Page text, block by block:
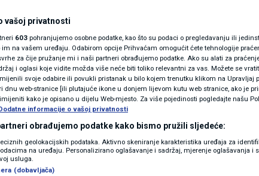
KOLUMNE
N1(DIS)INFO
KLIMATSKE PROMJENE
FOTO
VIDEO
ali nisam
VIJESTI 0 komentara
Više
vašoj privatnosti
603 pohranjujemo osobne podatke, kao što su podaci o pregledavanju ili
na vašem uređaju. Odabirom opcije Prihvaćam omogućit ćete tehnologije
za čije pružanje mi i naši partneri obrađujemo podatke. Ako su alati za
i oglasi koje vidite možda više neće biti toliko relevantni za vas. Možete se
svoje odabire ili povukli pristanak u bilo kojem trenutku klikom na Upravljaj
dnu web-stranice [ili plutajuće ikone u donjem lijevom kutu web stranice, ako je
kako je opisano u dijelu Web-mjesto. Za više pojedinosti pogledajte našu
informacije o vašoj privatnosti
obrađujemo podatke kako bismo pružili sljedeće:
geolokacijskih podataka. Aktivno skeniranje karakteristika uređaja za
na uređaju. Personalizirano oglašavanje i sadržaj, mjerenje oglašavanja i
usluga.
(dobavljača)